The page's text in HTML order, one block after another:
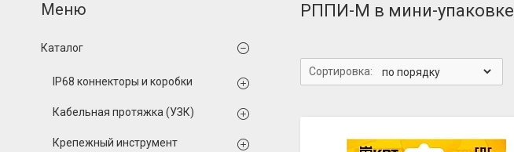
РППИ-М в мини-упаковке
Каталог
IP68 коннекторы и коробки
Кабельная протяжка (УЗК)
Крепежный инструмент